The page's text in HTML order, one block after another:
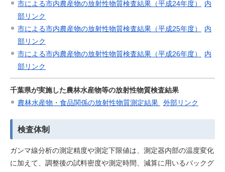
市による市内農産物の放射性物質検査結果（平成24年度）
内
部リンク
市による市内農産物の放射性物質検査結果（平成25年度）
内
部リンク
市による市内農産物の放射性物質検査結果（平成26年度）
内
部リンク
千葉県が実施した農林水産物等の放射性物質検査結果
農林水産物・食品関係の放射性物質測定結果
外部リンク
検査体制
ガンマ線分析の測定精度や測定下限値は、測定器内部の温度変化
に加えて、調整後の試料密度や測定時間、減算に用いるバックグ